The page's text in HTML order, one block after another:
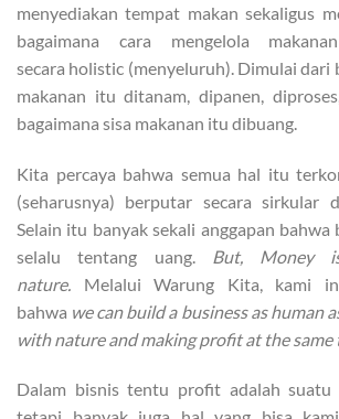
menyediakan tempat makan sekaligus
bagaimana cara mengelola
secara holistic (menyeluruh). Dimulai dari
makanan itu ditanam, dipanen,
bagaimana sisa makanan itu dibuang.
Kita percaya bahwa semua hal itu
(seharusnya) berputar secara sirkular
Selain itu banyak sekali anggapan
selalu tentang uang.
But, Money
nature.
Melalui Warung Kita, kami
bahwa we can build a business as human
with nature and making profit at the same
Dalam bisnis tentu profit adalah suatu